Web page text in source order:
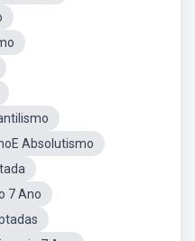
Absolutismo
7 Ano